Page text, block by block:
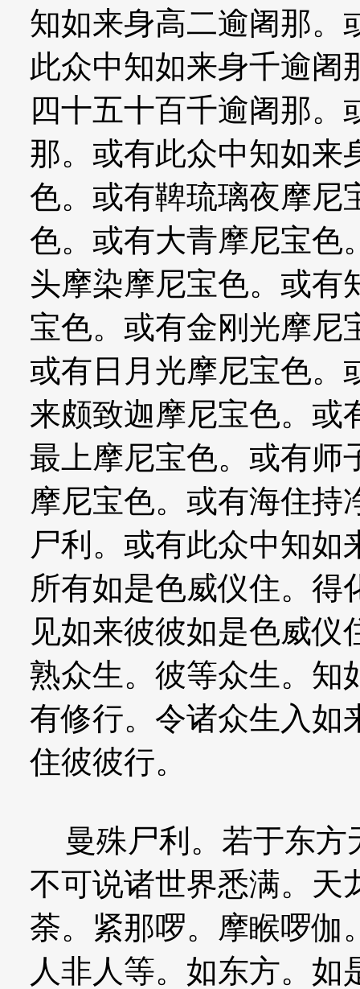
知如来身高二逾阇那。
此众中知如来身千逾阇
四十五十百千逾阇那
那。或有此众中知如来
色。或有鞞琉璃夜摩尼
色。或有大青摩尼宝色
头摩染摩尼宝色。或有
宝色。或有金刚光摩尼
或有日月光摩尼宝色。
来颇致迦摩尼宝色。或
最上摩尼宝色。或有师
摩尼宝色。或有海住持
尸利。或有此众中知如
所有如是色威仪住。得
见如来彼彼如是色威
熟众生。彼等众生。知
有修行。令诸众生入如
住彼彼行。
曼殊尸利。若于东方
不可说诸世界悉满。天
荼。紧那啰。摩睺啰伽
人非人等。如东方。